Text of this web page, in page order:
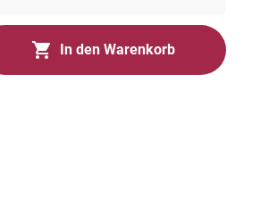
In den Warenkorb